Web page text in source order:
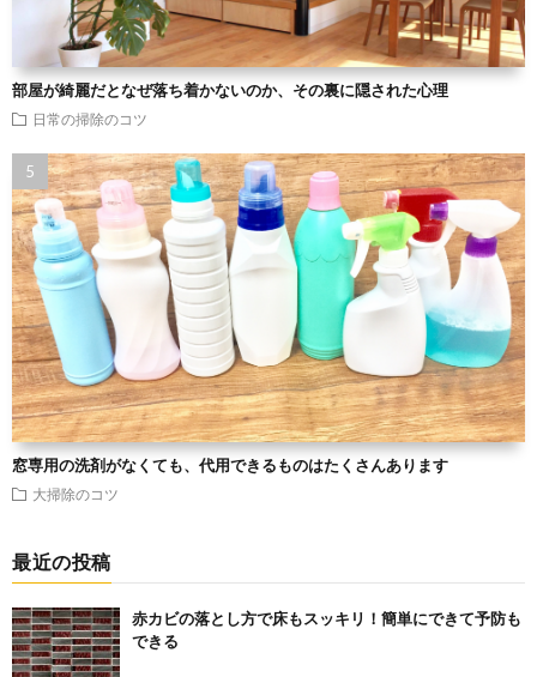
部屋が綺麗だとなぜ落ち着かないのか、その裏に隠された心理
日常の掃除のコツ
窓専用の洗剤がなくても、代用できるものはたくさんあります
大掃除のコツ
最近の投稿
赤カビの落とし方で床もスッキリ！簡単にできて予防も
できる